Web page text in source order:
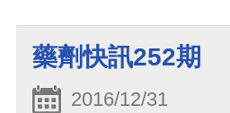
藥劑快訊252期
2016/12/31